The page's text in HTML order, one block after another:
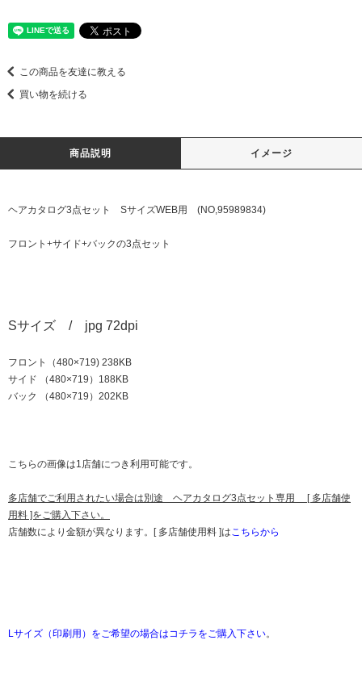
この商品を友達に教える
買い物を続ける
商品説明 イメージ
ヘアカタログ3点セット SサイズWEB用 (NO,95989834)
フロント+サイド+バックの3点セット
Sサイズ / jpg 72dpi
フロント（480×719) 238KB
サイド （480×719）188KB
バック （480×719）202KB
こちらの画像は1店舗につき利用可能です。
多店舗でご利用されたい場合は別途 ヘアカタログ3点セット専用 [ 多店舗使
用料 ]をご購入下さい。
店舗数により金額が異なります。[ 多店舗使用料 ]はこちらから
Lサイズ（印刷用）をご希望の場合はコチラをご購入下さい。